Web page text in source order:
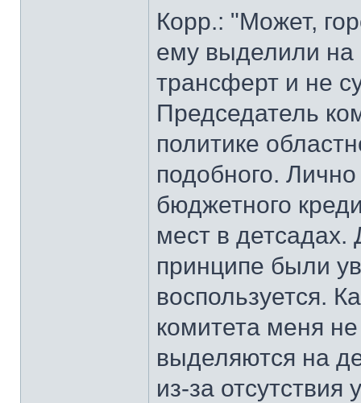
Корр.: "Может,
ему выделили
трансферт и не
Председатель
политике
подобного.
бюджетного
мест в детсадах.
принципе были
воспользуется.
комитета меня
выделяются на
из-за